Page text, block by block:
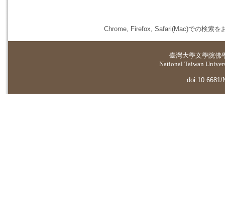
Chrome, Firefox, Safari(Mac)での検索を
臺灣大學文學院佛
National Taiwan
doi:10.6681/